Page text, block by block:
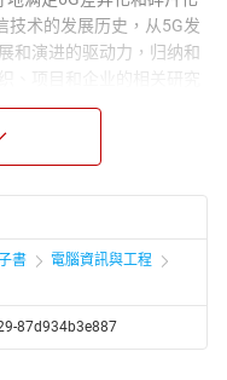
技术的发展历史，从5G发
和演进的驱动力，归纳和
、项目和企业的相关研究
网络架构等角度展望了如
、效率、覆盖等的优化，
方向，包括分布式多输入
知的融合、零功耗通信
绍了空天地融合，以及6G
为5G从业人员和6G研发
究生的参考书，还可作为
参考书。
書
電腦資訊與工程
87d934b3e887